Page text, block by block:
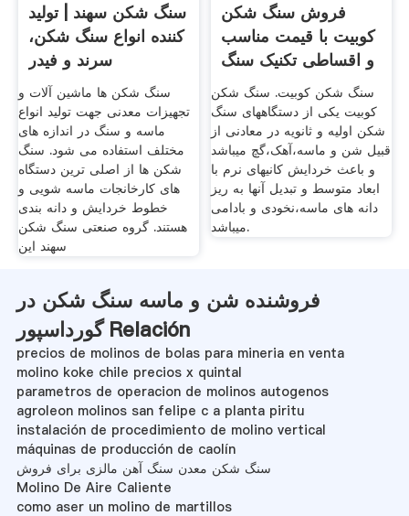
سنگ شکن سهند | تولید
کننده انواع سنگ شکن،
سرند و فیدر
سنگ شکن ها ماشین آلات و
تجهیزات معدنی جهت تولید انواع
ماسه و سنگ در اندازه های
مختلف استفاده می شود. سنگ
شکن ها از اصلی ترین دستگاه
های کارخانجات ماسه شویی و
خطوط خردایش و دانه بندی
هستند. گروه صنعتی سنگ شکن
سهند این
فروش سنگ شکن
کوبیت با قیمت مناسب
و اقساطی تکنیک سنگ
شکن
سنگ شکن کوبیت. سنگ شکن
کوبیت یکی از دستگاههای سنگ
شکن اولیه و ثانویه در معادنی از
قبیل شن و ماسه،آهک،گچ میباشد
و باعث خردایش کانیهای نرم با
ابعاد متوسط و تبدیل آنها به ریز
دانه های ماسه،نخودی و بادامی
میباشد.
فروشنده شن و ماسه سنگ شکن در
گورداسپور Relación
precios de molinos de bolas para mineria en venta
molino koke chile precios x quintal
parametros de operacion de molinos autogenos
agroleon molinos san felipe c a planta piritu
instalación de procedimiento de molino vertical
máquinas de producción de caolín
سنگ شکن معدن سنگ آهن مالزی برای فروش
Molino De Aire Caliente
como aser un molino de martillos